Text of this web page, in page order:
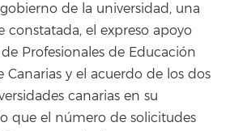
de la universidad, una
constatada, el expreso apoyo
Profesionales de Educación
Canarias y el acuerdo de los dos
canarias en su
que el número de solicitudes